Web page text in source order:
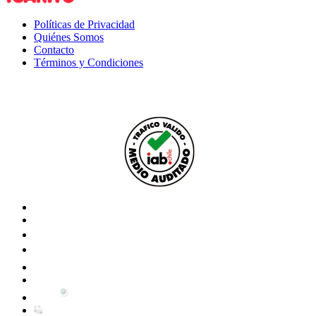
Políticas de Privacidad
Quiénes Somos
Contacto
Términos y Condiciones